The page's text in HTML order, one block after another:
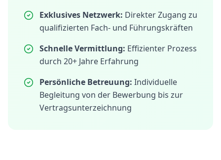
Exklusives Netzwerk: Direkter Zugang zu
qualifizierten Fach- und Führungskräften
Schnelle Vermittlung: Effizienter Prozess
durch 20+ Jahre Erfahrung
Persönliche Betreuung: Individuelle
Begleitung von der Bewerbung bis zur
Vertragsunterzeichnung